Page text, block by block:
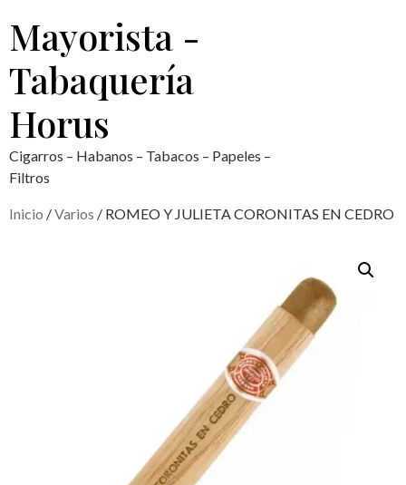
Mayorista -
Tabaquería
Horus
Cigarros – Habanos – Tabacos – Papeles –
Filtros
Inicio /Varios / ROMEO Y JULIETA CORONITAS EN CEDRO